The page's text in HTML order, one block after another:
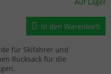
In den Warenkorb
für Skifahrer und
Rucksack für die